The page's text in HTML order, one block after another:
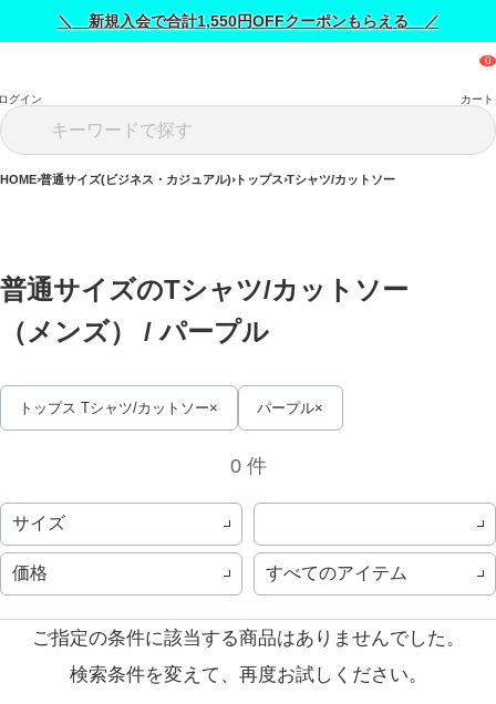
＼ 新規入会で合計1,550円OFFクーポンもらえる ／
グイン カート
HOME 普通サイズ(ビジネス・カジュアル) トップス Tシャツ/カットソー
普通サイズのTシャツ/カットソー
（メンズ） / パープル
トップス Tシャツ/カットソー パープル
0 件
サイズ
価格 すべてのアイテム
ご指定の条件に該当する商品はありませんでした。
検索条件を変えて、再度お試しください。